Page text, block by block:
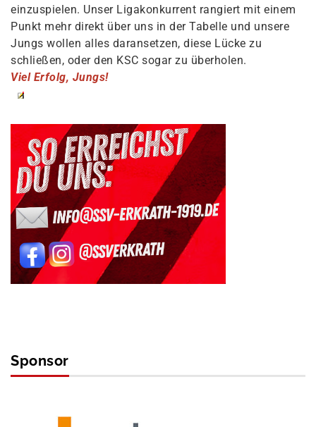
einzuspielen. Unser Ligakonkurrent rangiert mit einem
Punkt mehr direkt über uns in der Tabelle und unsere
Jungs wollen alles daransetzen, diese Lücke zu
schließen, oder den KSC sogar zu überholen.
Viel Erfolg, Jungs!
Sponsor